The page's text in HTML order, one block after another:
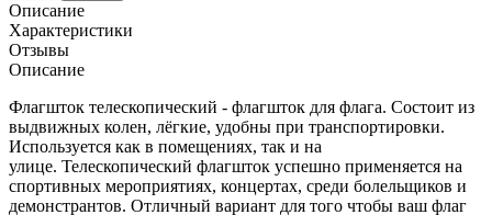
Описание
Характеристики
Отзывы
Описание
Флагшток телескопический - флагшток для флага. Состоит из
выдвижных колен, лёгкие, удобны при транспортировки.
Используется как в помещениях, так и на
улице. Телескопический флагшток успешно применяется на
спортивных мероприятиях, концертах, среди болельщиков и
демонстрантов. Отличный вариант для того чтобы ваш флаг